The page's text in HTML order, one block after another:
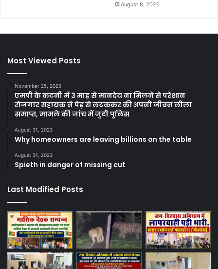
August 8, 2026
Most Viewed Posts
November 25, 2025
एमपी के कटनी में 3 माह से मानदेय ना मिलने से परेशान
रोजगार सहायक ने पेड़ से लटककर की अपनी जीवन लीला
समाप्त, मामले की जांच में जुटी पुलिस
August 31, 2023
Why homeowners are leaving billions on the table
August 31, 2023
Spieth in danger of missing cut
Last Modified Posts